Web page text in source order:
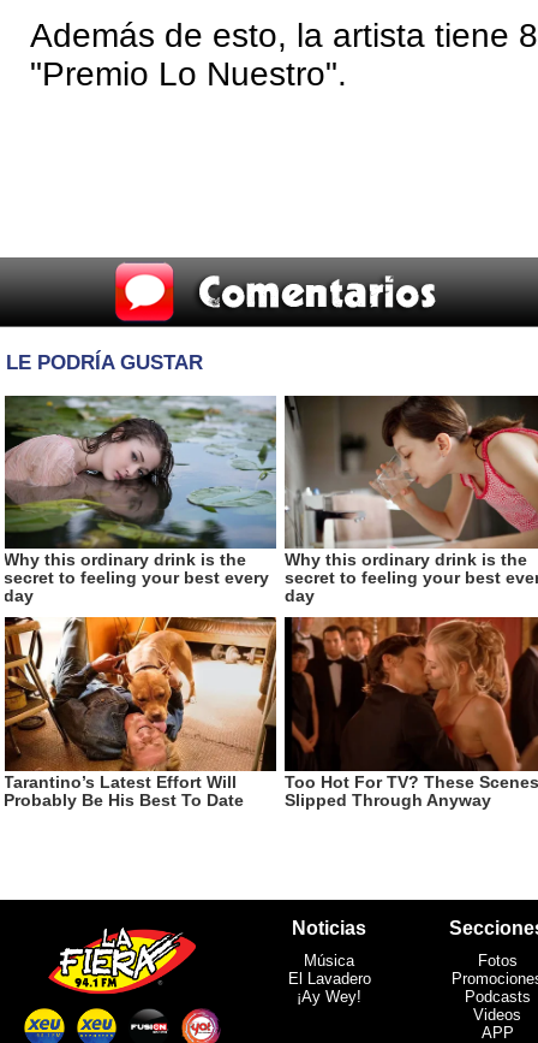
Además de esto, la artista tiene
"Premio Lo Nuestro".
Noticias
Música
El Lavadero
¡Ay Wey!
Fotos
Podcasts
Videos
APP